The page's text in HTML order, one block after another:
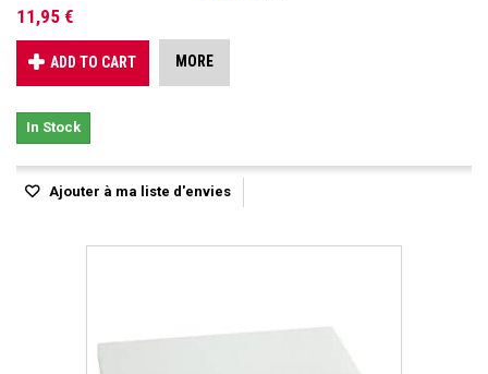
11,95 €
ADD TO CART MORE
In Stock
Ajouter à ma liste d'envies